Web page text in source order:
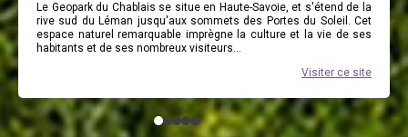
Le Geopark du Chablais se situe en Haute-Savoie, et s'étend de la
rive sud du Léman jusqu'aux sommets des Portes du Soleil. Cet
espace naturel remarquable imprègne la culture et la vie de ses
habitants et de ses nombreux visiteurs...
Visiter ce site